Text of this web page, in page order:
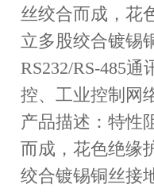
丝绞合而成，花
立多股绞合镀锡
RS232/RS-485
控、工业控制网
产品描述：特性
而成，花色绝缘
绞合镀锡铜丝接